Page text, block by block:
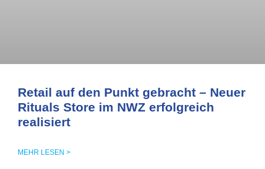
Retail auf den Punkt gebracht – Neuer
Rituals Store im NWZ erfolgreich
realisiert
MEHR LESEN >